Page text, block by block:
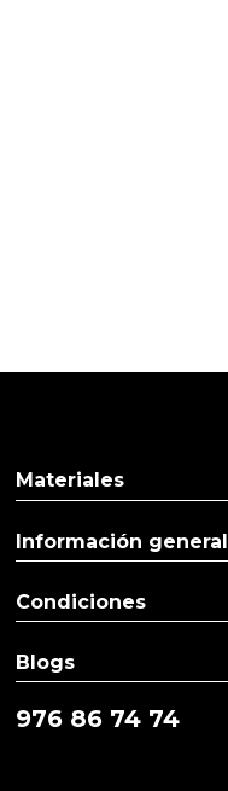
976 86 74 74
Materiales
Información general
Condiciones
Blogs